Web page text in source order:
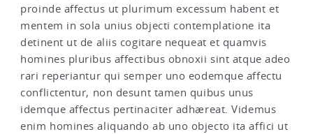
proinde affectus ut plurimum excessum habent et
mentem in sola unius objecti contemplatione ita
detinent ut de aliis cogitare nequeat et quamvis
homines pluribus affectibus obnoxii sint atque adeo
rari reperiantur qui semper uno eodemque affectu
conflictentur, non desunt tamen quibus unus
idemque affectus pertinaciter adhæreat. Videmus
enim homines aliquando ab uno objecto ita affici ut